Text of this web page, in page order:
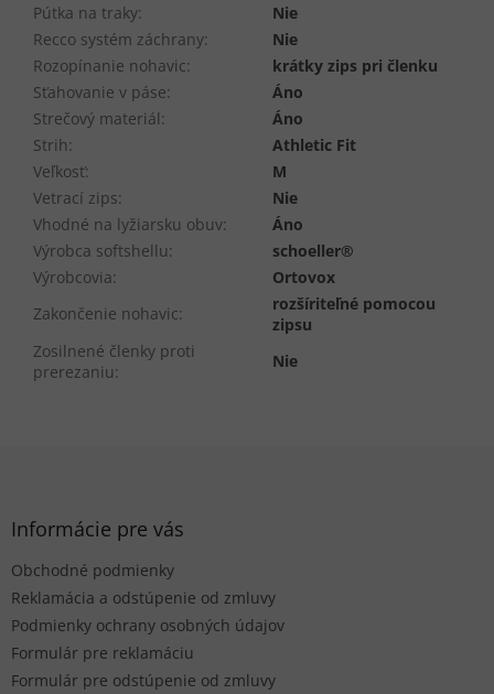
Pútka na traky:
Nie
Recco systém záchrany:
Nie
Rozopínanie nohavic:
krátky zips pri členku
Sťahovanie v páse:
Áno
Strečový materiál:
Áno
Strih:
Athletic Fit
Veľkosť:
M
Vetrací zips:
Nie
Vhodné na lyžiarsku obuv:
Áno
Výrobca softshellu:
schoeller®
Výrobcovia:
Ortovox
Zakončenie nohavic:
rozšíriteľné pomocou
zipsu
Zosilnené členky proti
prerezaniu:
Nie
Informácie pre vás
Obchodné podmienky
Reklamácia a odstúpenie od zmluvy
Podmienky ochrany osobných údajov
Formulár pre reklamáciu
Formulár pre odstúpenie od zmluvy